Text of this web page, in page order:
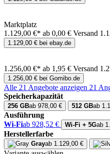
Marktplatz
1.129,00 €* ab 0,00 € Versand
1.129,00 € bei ebay.de
1.256,00 €* ab 1,95 € Versand
1.256,00 € bei Gomibo.de
Alle 21 Angebote anzeigen 21
Speicherkapazität
256 GBab 978,00 € 512 GBab
Ausführung
Wi-Fiab 928,52 € Wi-Fi + 5Gab
Herstellerfarbe
Grayab 1.129,00 €